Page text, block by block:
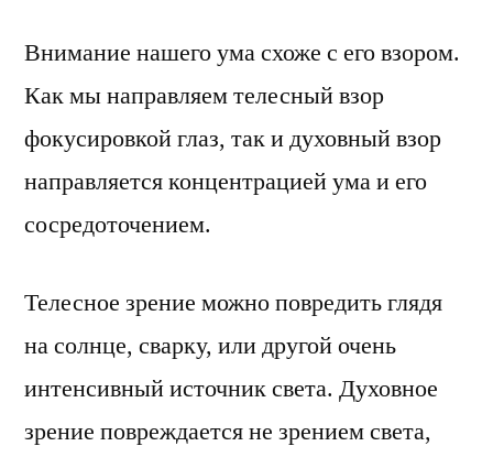
Внимание нашего ума схоже с его взором.
Как мы направляем телесный взор
фокусировкой глаз, так и духовный взор
направляется концентрацией ума и его
сосредоточением.
Телесное зрение можно повредить глядя
на солнце, сварку, или другой очень
интенсивный источник света. Духовное
зрение повреждается не зрением света,